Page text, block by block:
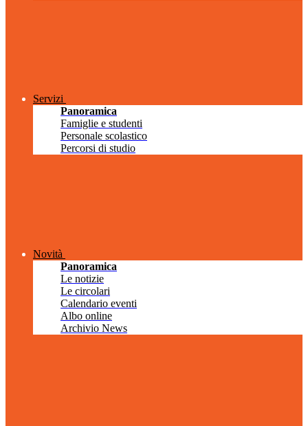
Servizi
Panoramica
Famiglie e studenti
Personale scolastico
Percorsi di studio
Novità
Panoramica
Le notizie
Le circolari
Calendario eventi
Albo online
Archivio News